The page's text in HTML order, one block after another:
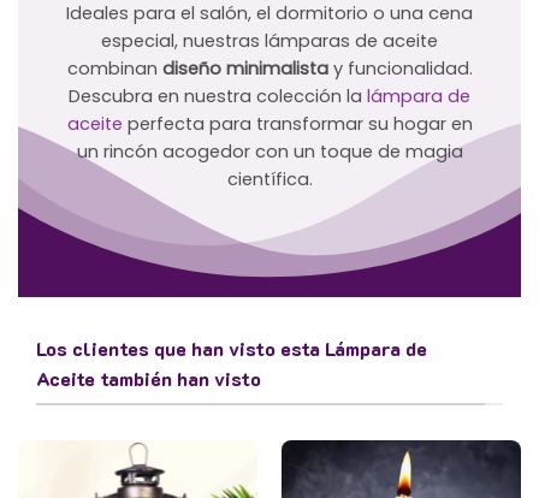
Ideales para el salón, el dormitorio o una cena
especial, nuestras lámparas de aceite
combinan diseño minimalistay funcionalidad.
Descubra en nuestra colección la lámpara de
aceite perfecta para transformar su hogar en
un rincón acogedor con un toque de magia
científica.
Los clientes que han visto esta Lámpara de
Aceite también han visto